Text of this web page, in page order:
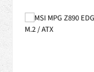
Bildergalerie